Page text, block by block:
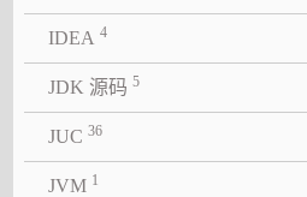
IDEA 4
JDK 源码 5
JUC 36
JVM 1